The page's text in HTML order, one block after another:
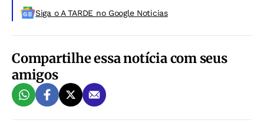
Siga o A TARDE no Google Noticias
Compartilhe essa notícia com seus
amigos